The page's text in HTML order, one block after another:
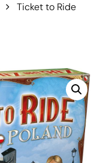
Ticket to Ride